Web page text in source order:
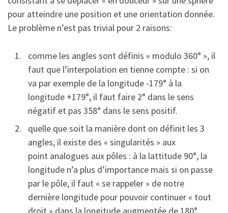
pour atteindre une position et une orientation donnée.
Le problème n’est pas trivial pour 2 raisons:
comme les angles sont définis « modulo 360° », il
faut que l’interpolation en tienne compte : si on
va par exemple de la longitude -179° à la
longitude +179°, il faut faire 2° dans le sens
négatif et pas 358° dans le sens positif.
quelle que soit la manière dont on définit les 3
angles, il existe des « singularités » aux
point analogues aux pôles : à la lattitude 90°, la
longitude n’a plus d’importance mais si on passe
par le pôle, il faut « se rappeler » de notre
dernière longitude pour pouvoir continuer « tout